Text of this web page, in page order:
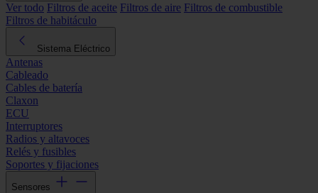
Ver todo Filtros de aceite Filtros de aire Filtros de combustible
Filtros de habitáculo
Sistema Eléctrico
Antenas
Cableado
Cables de batería
Claxon
ECU
Interruptores
Radios y altavoces
Relés y fusibles
Soportes y fijaciones
Sensores